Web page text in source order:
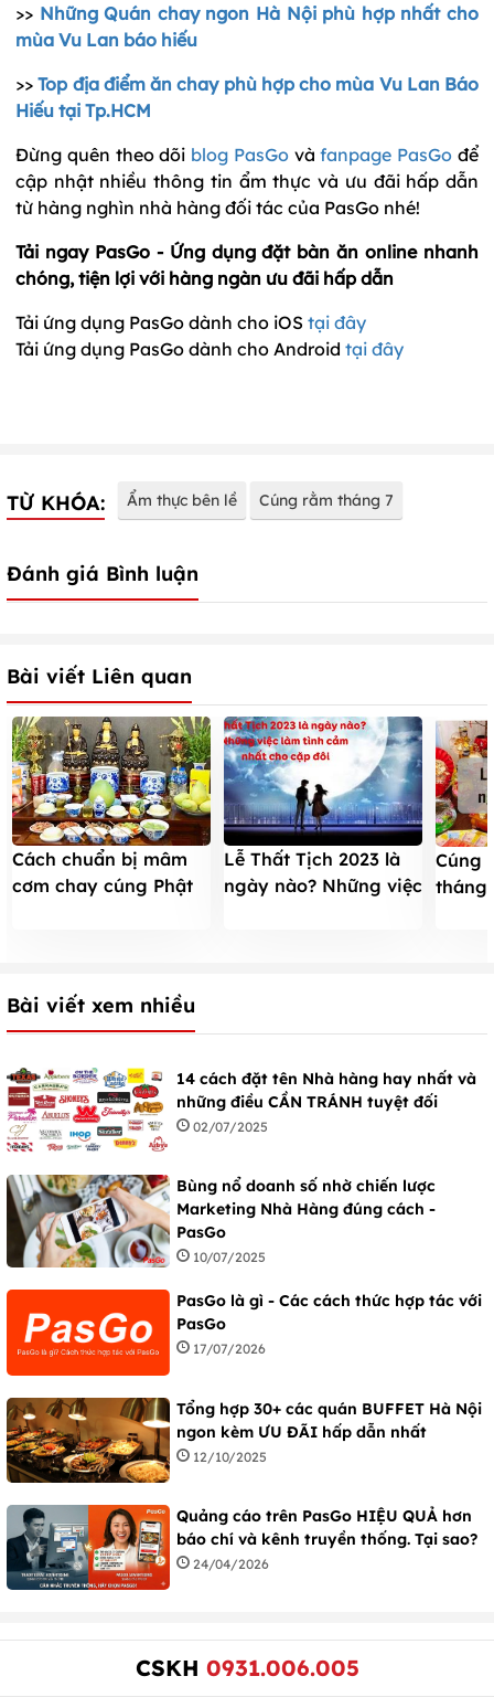
>> Những Quán chay ngon Hà Nội phù hợp nhất cho
mùa Vu Lan báo hiếu
>>Top địa điểm ăn chay phù hợp cho mùa Vu Lan Báo
Hiếu tại Tp.HCM
Đừng quên theo dõi blog PasGovàfanpage PasGo để
cập nhật nhiều thông tin ẩm thực và ưu đãi hấp dẫn
từ hàng nghìn nhà hàng đối tác của PasGo nhé!
Tải ngay PasGo - Ứng dụng đặt bàn ăn online nhanh
chóng, tiện lợi với hàng ngàn ưu đãi hấp dẫn
Tải ứng dụng PasGo dành cho iOS tại đây
Tải ứng dụng PasGo dành cho Android tại đây
TỪ KHÓA: Ẩm thực bên lề Cúng rằm tháng 7
Đánh giá Bình luận
Bài viết Liên quan
Cách chuẩn bị mâm
cơm chay cúng Phật
Lễ Thất Tịch 2023 là
ngày nào? Những việc
Cúng
tháng
Bài viết xem nhiều
14 cách đặt tên Nhà hàng hay nhất và
những điều CẦN TRÁNH tuyệt đối
02/07/2025
Bùng nổ doanh số nhờ chiến lược
Marketing Nhà Hàng đúng cách -
PasGo
10/07/2025
PasGo là gì - Các cách thức hợp tác với
PasGo
17/07/2026
Tổng hợp 30+ các quán BUFFET Hà Nội
ngon kèm ƯU ĐÃI hấp dẫn nhất
12/10/2025
Quảng cáo trên PasGo HIỆU QUẢ hơn
báo chí và kênh truyền thống. Tại sao?
24/04/2026
CSKH 0931.006.005